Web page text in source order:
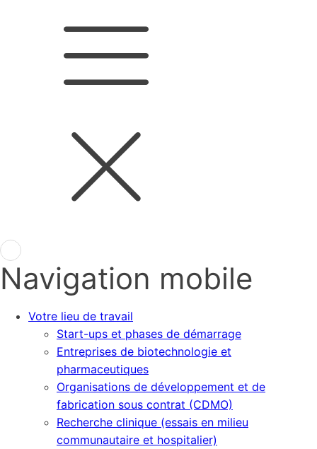
Navigation mobile
Votre lieu de travail
Start-ups et phases de démarrage
Entreprises de biotechnologie et
pharmaceutiques
Organisations de développement et de
fabrication sous contrat (CDMO)
Recherche clinique (essais en milieu
communautaire et hospitalier)